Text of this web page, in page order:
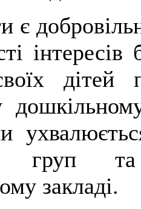
є
груп
закладі.